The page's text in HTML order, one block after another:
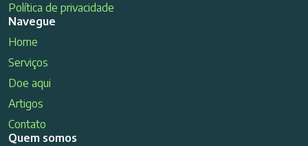
Política de privacidade
Navegue
Home
Serviços
Doe aqui
Artigos
Contato
Quem somos